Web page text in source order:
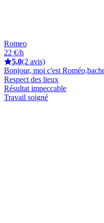
Romeo
22 €/h
5,0(2 avis)
Bonjour, moi c'est
Respect des lieux
Résultat impeccable
Travail soigné